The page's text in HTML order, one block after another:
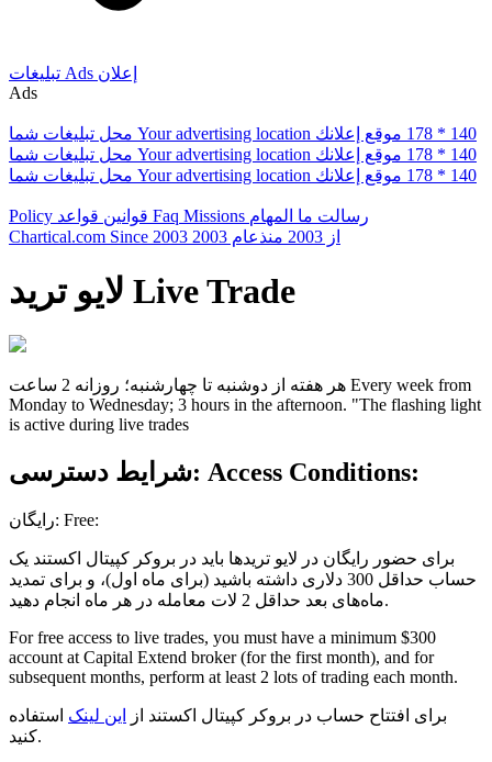
تبلیغات Ads إعلان
Ads
محل تبلیغات شما Your advertising location موقع إعلانك 178 * 140
محل تبلیغات شما Your advertising location موقع إعلانك 178 * 140
محل تبلیغات شما Your advertising location موقع إعلانك 178 * 140
Policy قوانین قواعد Faq Missions رسالت ما المهام
Chartical.com Since 2003 از 2003 منذعام 2003
لایو ترید Live Trade
هر هفته از دوشنبه تا چهارشنبه؛ روزانه 2 ساعت Every week from
Monday to Wednesday; 3 hours in the afternoon. "The flashing light
is active during live trades
شرایط دسترسی: Access Conditions:
رایگان: Free:
برای حضور رایگان در لایو تریدها باید در بروکر کپیتال اکستند یک
حساب حداقل 300 دلاری داشته باشید (برای ماه اول)، و برای تمدید
ماه‌های بعد حداقل 2 لات معامله در هر ماه انجام دهید.
For free access to live trades, you must have a minimum $300
account at Capital Extend broker (for the first month), and for
subsequent months, perform at least 2 lots of trading each month.
برای افتتاح حساب در بروکر کپیتال اکستند از این لینک استفاده
کنید.